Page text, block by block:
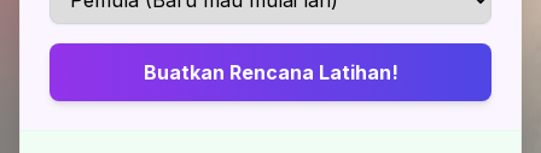
Buatkan Rencana Latihan!